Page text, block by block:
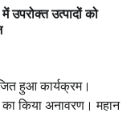
उत्पादों को
हुआ कार्यक्रम।
का किया अनावरण। महान